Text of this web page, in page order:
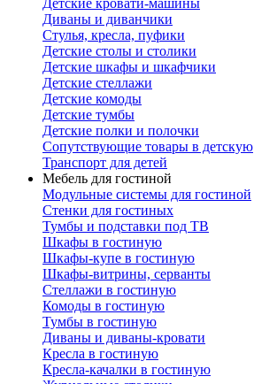
Детские кровати-машины
Диваны и диванчики
Стулья, кресла, пуфики
Детские столы и столики
Детские шкафы и шкафчики
Детские стеллажи
Детские комоды
Детские тумбы
Детские полки и полочки
Сопутствующие товары в детскую
Транспорт для детей
Мебель для гостиной
Модульные системы для гостиной
Стенки для гостиных
Тумбы и подставки под ТВ
Шкафы в гостиную
Шкафы-купе в гостиную
Шкафы-витрины, серванты
Стеллажи в гостиную
Комоды в гостиную
Тумбы в гостиную
Диваны и диваны-кровати
Кресла в гостиную
Кресла-качалки в гостиную